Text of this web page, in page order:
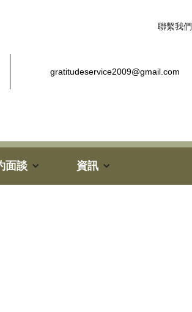
聯繫我們
gratitudeservice2009@gmail.com
面談 資訊